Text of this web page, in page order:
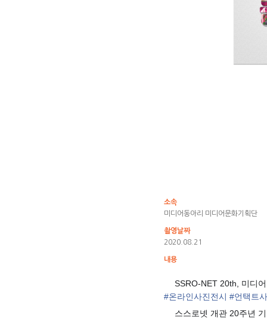
소속
미디어동아리 미디어문화기획단
촬영날짜
2020.08.21
내용
SSRO-NET 20th, 미디
#온라인사진전시 #언택트
스스로넷 개관 20주년